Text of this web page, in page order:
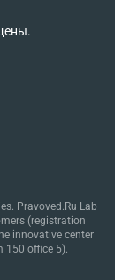
Pravoved.Ru Lab
(registration
innovative center
150 office 5).